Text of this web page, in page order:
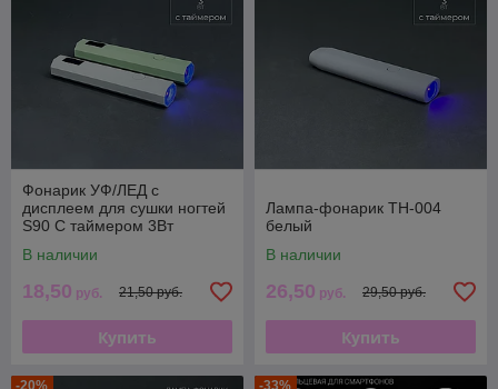
Фонарик УФ/ЛЕД с
дисплеем для сушки ногтей
S90 С таймером 3Вт
В наличии
18,50 руб. 21,50 руб.
Купить
Лампа-фонарик TH-004
белый
В наличии
26,50 руб. 29,50 руб.
Купить